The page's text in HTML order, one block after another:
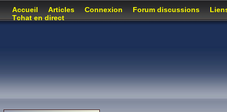
Accueil Articles Connexion Forum discussions
Tchat en direct